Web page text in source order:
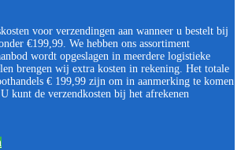
voor verzendingen aan wanneer u bestelt bij
€199,99. We hebben ons assortiment
wordt opgeslagen in meerdere logistieke
brengen wij extra kosten in rekening. Het totale
€ 199,99 zijn om in aanmerking te komen
kunt de verzendkosten bij het afrekenen